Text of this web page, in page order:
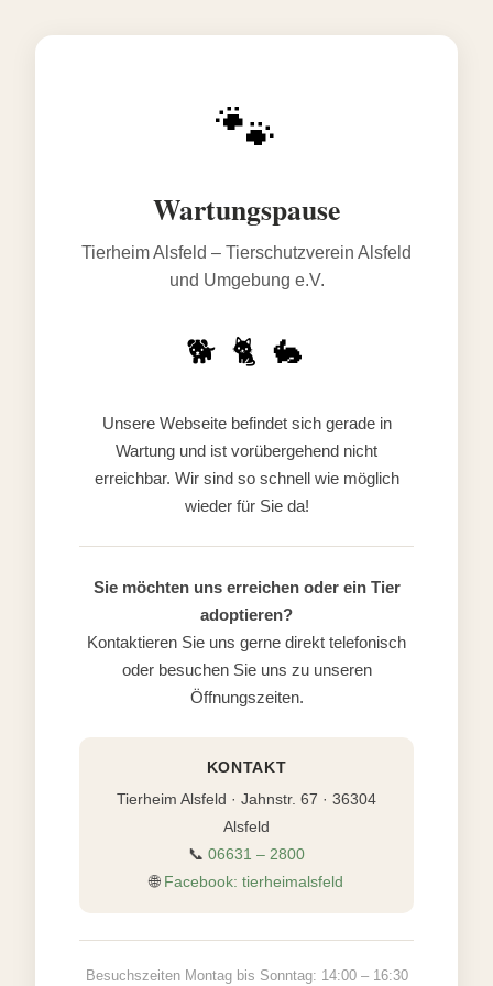
🐾
Wartungspause
Tierheim Alsfeld – Tierschutzverein Alsfeld
und Umgebung e.V.
🐕 🐈 🐇
Unsere Webseite befindet sich gerade in
Wartung und ist vorübergehend nicht
erreichbar. Wir sind so schnell wie möglich
wieder für Sie da!
Sie möchten uns erreichen oder ein Tier
adoptieren?
Kontaktieren Sie uns gerne direkt telefonisch
oder besuchen Sie uns zu unseren
Öffnungszeiten.
KONTAKT
Tierheim Alsfeld · Jahnstr. 67 · 36304
Alsfeld
📞 06631 – 2800
🌐 Facebook: tierheimalsfeld
Besuchszeiten Montag bis Sonntag: 14:00 – 16:30